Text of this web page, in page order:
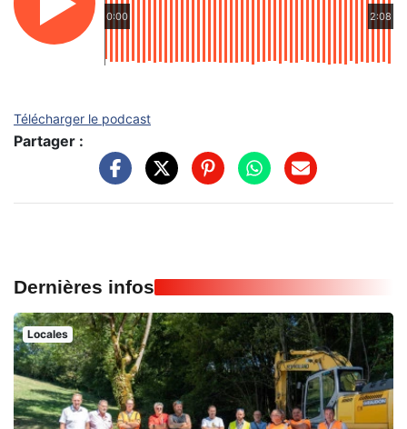
0:00 2:08
Télécharger le podcast
Partager :
Dernières infos
Locales